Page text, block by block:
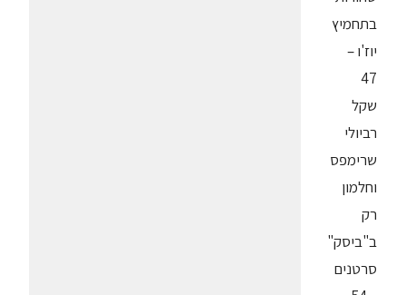
בתחמיץ
יוז'ו –
47
שקל
רביולי
שרימפס
וחלמון
רק
ב"ביסק"
סרטנים